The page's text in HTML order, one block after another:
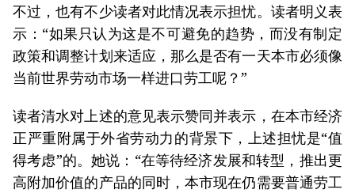
不过，也有不少读者对此情况表示担忧。读者明义表
示：“如果只认为这是不可避免的趋势，而没有制定
政策和调整计划来适应，那么是否有一天本市必须像
当前世界劳动市场一样进口劳工呢？”
读者清水对上述的意见表示赞同并表示，在本市经济
正严重附属于外省劳动力的背景下，上述担忧是“值
得考虑”的。她说：“在等待经济发展和转型，推出更
高附加价值的产品的同时，本市现在仍需要普通劳工